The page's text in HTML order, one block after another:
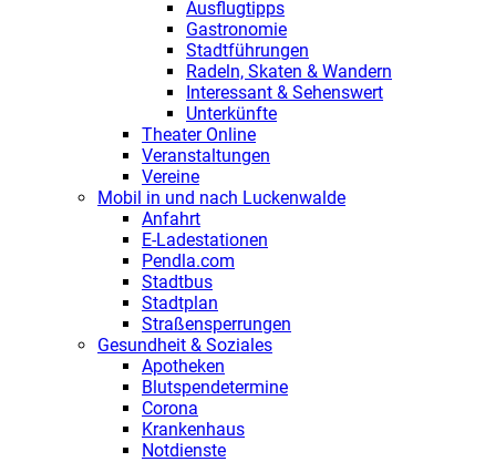
Ausflugtipps
Gastronomie
Stadtführungen
Radeln, Skaten & Wandern
Interessant & Sehenswert
Unterkünfte
Theater Online
Veranstaltungen
Vereine
Mobil in und nach Luckenwalde
Anfahrt
E-Ladestationen
Pendla.com
Stadtbus
Stadtplan
Straßensperrungen
Gesundheit & Soziales
Apotheken
Blutspendetermine
Corona
Krankenhaus
Notdienste